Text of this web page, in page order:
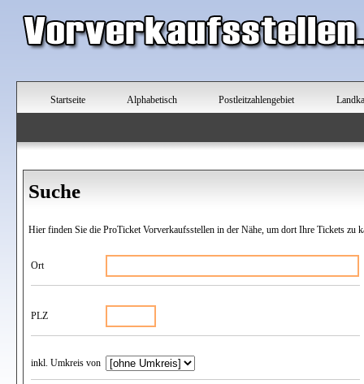
Startseite Alphabetisch Postleitzahlengebiet
Suche
Hier finden Sie die ProTicket Vorverkaufsstellen in der Nähe, um dort Ihre Tickets zu
Ort
PLZ
inkl. Umkreis von